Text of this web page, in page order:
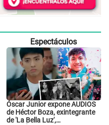
Espectáculos
Óscar Junior expone AUDIOS
de Héctor Boza, exintegrante
de 'La Bella Luz',